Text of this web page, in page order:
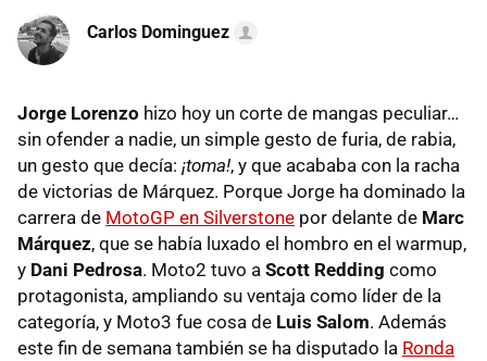
Carlos Dominguez
Jorge Lorenzo hizo hoy un corte de mangas peculiar…
sin ofender a nadie, un simple gesto de furia, de rabia,
un gesto que decía: ¡toma!, y que acababa con la racha
de victorias de Márquez. Porque Jorge ha dominado la
carrera de MotoGP en Silverstone por delante de Marc
Márquez, que se había luxado el hombro en el warmup,
y Dani Pedrosa. Moto2 tuvo a Scott Redding como
protagonista, ampliando su ventaja como líder de la
categoría, y Moto3 fue cosa de Luis Salom. Además
este fin de semana también se ha disputado la Ronda